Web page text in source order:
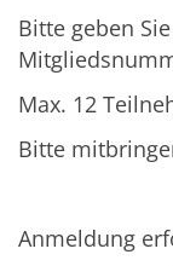
Bitte geben
Max. 12
Bitte
Anmeldung